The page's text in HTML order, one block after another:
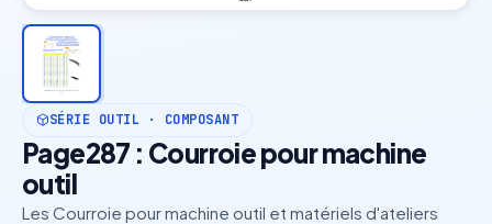
SÉRIE OUTIL · COMPOSANT
Page287 : Courroie pour machine
outil
Les Courroie pour machine outil et matériels d'ateliers